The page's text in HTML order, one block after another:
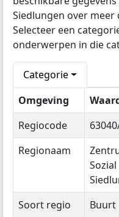
Siedlungen over
Selecteer een
onderwerpen in die
Categorie
Omgeving
Regiocode
Regionaam
Sozial
Soort regio Buurt